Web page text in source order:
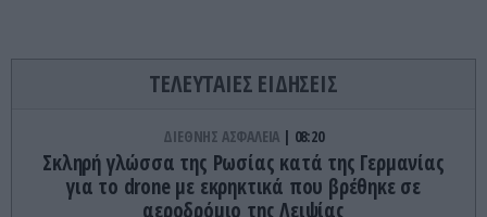
ΤΕΛΕΥΤΑΙΕΣ ΕΙΔΗΣΕΙΣ
ΔΙΕΘΝΗΣ ΑΣΦΑΛΕΙΑ 08:20
Σκληρή γλώσσα της Ρωσίας κατά της Γερμανίας
για το drone με εκρηκτικά που βρέθηκε σε
αεροδρόμιο της Λειψίας